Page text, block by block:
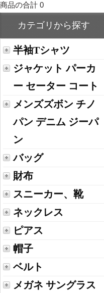
商品の合計 0
カテゴリから探す
半袖Tシャツ
ジャケット パーカ
ー セーター コート
メンズズボン チノ
パン デニム ジーパ
ン
バッグ
財布
スニーカー、靴
ネックレス
ピアス
帽子
ベルト
メガネ サングラス